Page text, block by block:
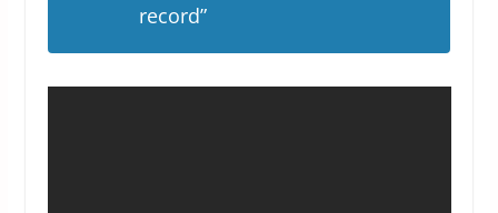
record”